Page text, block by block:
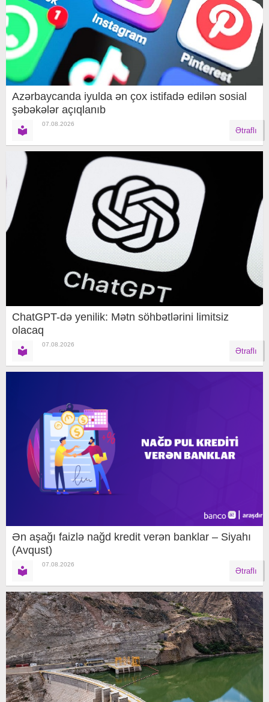
Azərbaycanda iyulda ən çox istifadə edilən sosial
şəbəkələr açıqlanıb
07.08.2026
Ətraflı
ChatGPT-də yenilik: Mətn söhbətlərini limitsiz
olacaq
07.08.2026
Ətraflı
Ən aşağı faizlə nağd kredit verən banklar – Siyahı
(Avqust)
07.08.2026
Ətraflı